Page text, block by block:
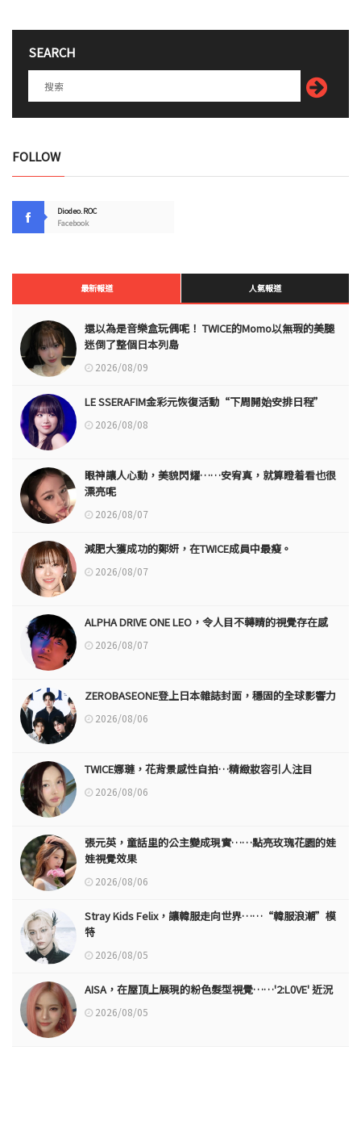
SEARCH
FOLLOW
Diodeo.ROC
Facebook
最新報道 人氣報道
還以為是音樂盒玩偶呢！ TWICE的Momo以無瑕的美腿
迷倒了整個日本列島
2026/08/09
LE SSERAFIM金彩元恢復活動“下周開始安排日程”
2026/08/08
眼神讓人心動，美貌閃耀……安宥真，就算瞪着看也很
漂亮呢
2026/08/07
減肥大獲成功的鄭妍，在TWICE成員中最瘦。
2026/08/07
ALPHA DRIVE ONE LEO，令人目不轉睛的視覺存在感
2026/08/07
ZEROBASEONE登上日本雜誌封面，穩固的全球影響力
2026/08/06
TWICE娜璉，花背景感性自拍…精緻妝容引人注目
2026/08/06
張元英，童話里的公主變成現實……點亮玫瑰花園的娃
娃視覺效果
2026/08/06
Stray Kids Felix，讓韓服走向世界……“韓服浪潮”模
特
2026/08/05
AISA，在屋頂上展現的粉色髮型視覺……'2:L0VE' 近況
2026/08/05